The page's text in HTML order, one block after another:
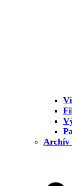
Archív